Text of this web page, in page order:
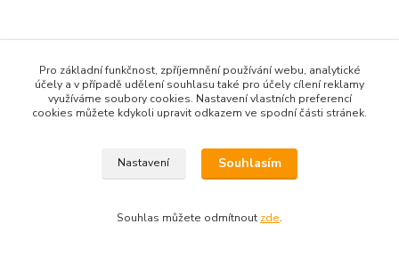
Pro základní funkčnost, zpříjemnění používání webu, analytické
účely a v případě udělení souhlasu také pro účely cílení reklamy
využíváme soubory cookies. Nastavení vlastních preferencí
cookies můžete kdykoli upravit odkazem ve spodní části stránek.
Nastavení Souhlasím
Souhlas můžete odmítnout zde.